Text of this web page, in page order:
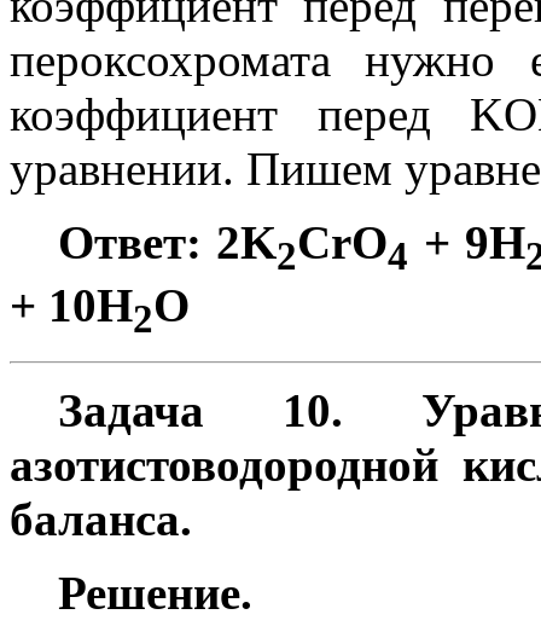
пероксохромата
коэффициент перед
уравнении. Пишем
Ответ: 2K2CrO4 + 9H
+ 10H2O
Задача 10.
азотистоводородной
баланса.
Решение.